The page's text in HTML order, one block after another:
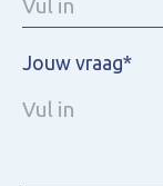
Jouw vraag*